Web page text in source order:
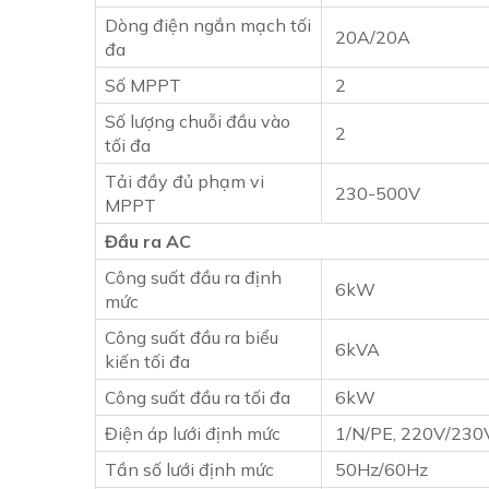
Dòng điện ngắn mạch tối
đa
20A/20A
Số MPPT
2
Số lượng chuỗi đầu vào
tối đa
2
Tải đầy đủ phạm vi
MPPT
230-500V
Đầu ra AC
Công suất đầu ra định
mức
6kW
Công suất đầu ra biểu
kiến ​​tối đa
6kVA
Công suất đầu ra tối đa
6kW
Điện áp lưới định mức
1/N/PE, 220V/
Tần số lưới định mức
50Hz/60Hz